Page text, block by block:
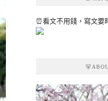
⏰看文不用錢，寫文要